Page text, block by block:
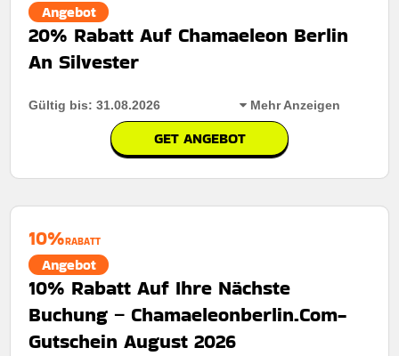
Angebot
20% Rabatt Auf Chamaeleon Berlin
An Silvester
Gültig bis: 31.08.2026 Mehr Anzeigen
GET ANGEBOT
Mindestkaufbetrag:
Berechtigung:
Art des Angebots:Zeitlich begrenztes angebot
Kumulierbar:
10%RABATT
Angebot
10% Rabatt Auf Ihre Nächste
Buchung – Chamaeleonberlin.Com-
Gutschein August 2026